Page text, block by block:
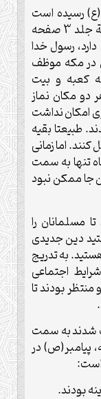
رسیده است
که نمونه ای از ان در کتاب وسایل الشیعة جلد 3 صفحه
رسول خدا
مکه موظف
کعبه و بیت
دو مکان نماز
امکان نداشت
طبیعتا بقیه
اما زمانی
تنها به سمت
جا ممکن نبود
مسلمانان را
دین جدیدی
هستید. به تدریج
اجتماعی
بودند تا
شدند به سمت
پیامبر(ص) در
است: